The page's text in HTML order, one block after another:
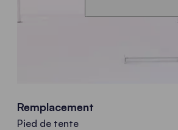
Remplacement
Pied de tente